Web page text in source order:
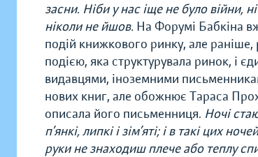
засни. Ніби у нас іще не було війни,
ніколи не йшов. На Форумі Бабкіна
подій книжкового ринку, але
подією, яка структурувала ринок, і
видавцями, іноземними
нових книг, але обожнює Тараса
описала його письменниця. Ночі
п’янкі, липкі і зім’яті; і в такі цих
руки не знаходиш плече або теплу